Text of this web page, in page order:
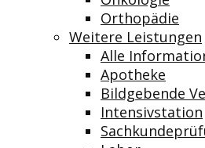
Orthopädie
Weitere Leistungen
Alle
Apotheke
Bildgebende
Intensivstation